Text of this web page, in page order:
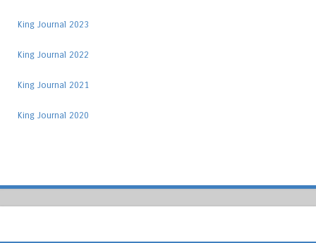
King Journal 2023
King Journal 2022
King Journal 2021
King Journal 2020